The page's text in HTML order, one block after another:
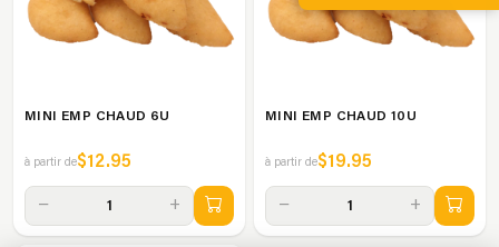
MINI EMP CHAUD 6U
à partir de$12.95
− 1 +
MINI EMP CHAUD 10U
à partir de$19.95
− 1 +